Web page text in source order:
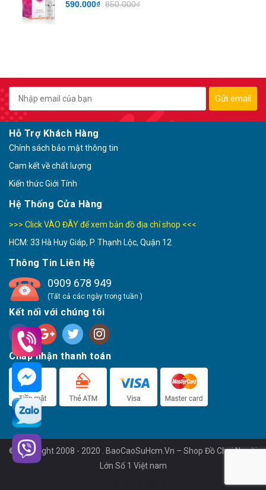
590.000₫ 850.000₫
Gửi email
Hỗ Trợ Khách Hàng
Chính sách bảo mật thông tin
Cam kết về chất lượng
Kiến thức Giới Tính
Hệ Thống Cửa Hàng
>>> Click VÀO ĐÂY để xem bản đồ địa chỉ shop <<<
HCM: 33 Hà Huy Giáp, P. Thạnh Lộc, Quận 12
Thông Tin Liên Hệ
0909 678 949
(Tất cả các ngày trong tuần )
Kết nối với chúng tôi
Chấp nhận thanh toán
© Copyright 2008 - 2020 . BaoCaoSuHcm.Vn – Shop Đồ Chơi Người
Lớn Số 1 Việt nam